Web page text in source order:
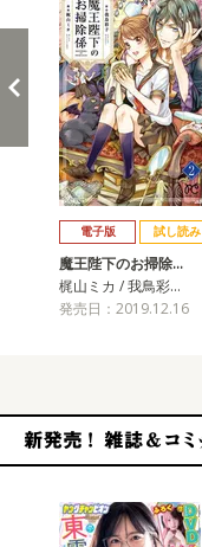
電子版 試し読み
魔王陛下のお掃除…
梶山ミカ / 我鳥彩…
発売日：2019.12.16